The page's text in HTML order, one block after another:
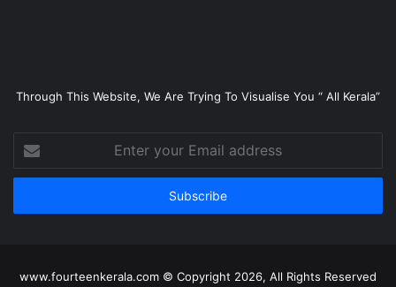
Through This Website, We Are Trying To Visualise You “ All Kerala”
your
Email
www.fourteenkerala.com © Copyright 2026, All Rights Reserved